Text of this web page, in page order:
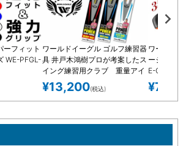
ーフィット
WE-PFGL-
ワールドイーグル ゴルフ練習器
具 井戸木鴻樹プロが考案したス
イング練習用クラブ 重量アイ
アン ヘッドスピードがアッ
プ トレーニング、パワーアッ
プ、飛距離UP、ストレッチ、ス
¥13,200(税込)
ワールド
ージーア
E-
¥